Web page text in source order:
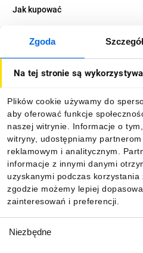
Zgoda
Na tej stronie są
Plików cookie używamy do
aby oferować funkcje
naszej witrynie. Informacje o
witryny, udostępniamy partnerom
reklamowym i analitycznym.
informacje z innymi danymi
uzyskanymi podczas korzystania
zgodzie możemy lepiej
zainteresowań i preferencji.
zgody
Niezbędne
Jak kupować
O firmie
Informacje
Pobierz naszą